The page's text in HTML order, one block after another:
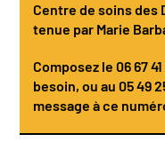
Centre de soins des
tenue par Marie
Composez le06 67
besoin, ou au 05 49
message à ce